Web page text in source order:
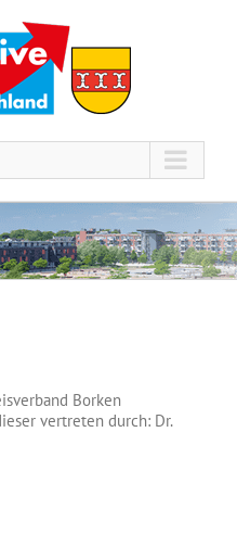
Borken
vertreten durch: Dr.